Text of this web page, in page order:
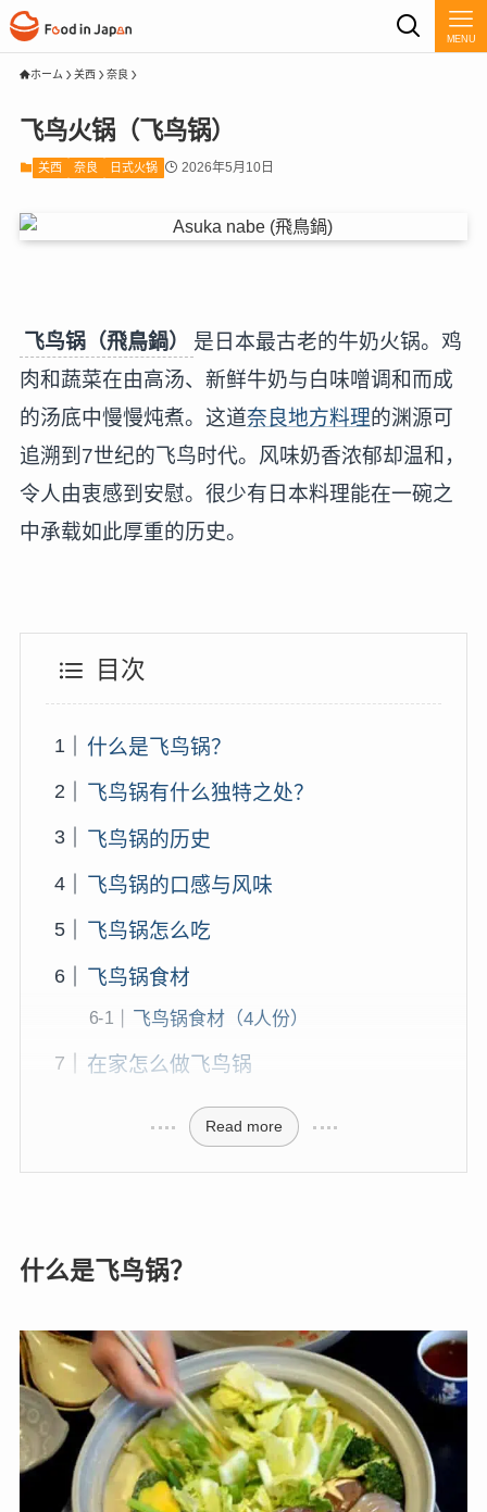
MENU
ホーム 关西 奈良
飞鸟火锅（飞鸟锅）
关西 奈良 日式火锅 2026年5月10日
飞鸟锅（飛鳥鍋）
是日本最古老的牛奶火锅。鸡
肉和蔬菜在由高汤、新鲜牛奶与白味噌调和而成
的汤底中慢慢炖煮。这道奈良地方料理的渊源可
追溯到7世纪的飞鸟时代。风味奶香浓郁却温和，
令人由衷感到安慰。很少有日本料理能在一碗之
中承载如此厚重的历史。
目次
什么是飞鸟锅？
飞鸟锅有什么独特之处？
飞鸟锅的历史
飞鸟锅的口感与风味
飞鸟锅怎么吃
飞鸟锅食材
飞鸟锅食材（4人份）
在家怎么做飞鸟锅
Read more
什么是飞鸟锅？